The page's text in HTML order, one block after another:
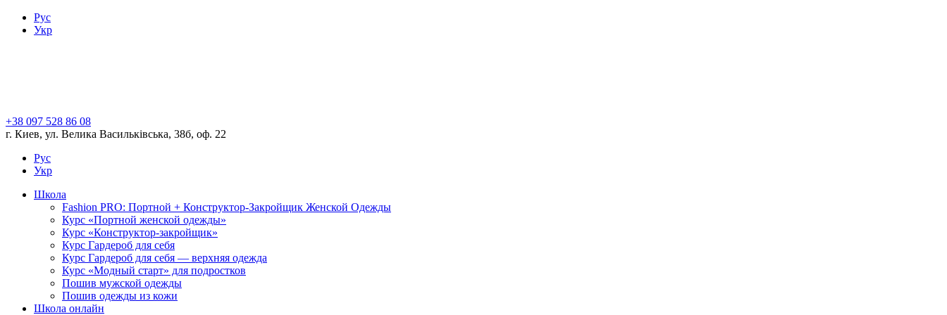
Рус
Укр
+38 097 528 86 08
г. Киев, ул. Велика Васильківська, 38б, оф. 22
Рус
Укр
Школа
Fashion PRO: Портной + Конструктор-Закройщик Женской Одежды
Курс «Портной женской одежды»
Курс «Конструктор-закройщик»
Курс Гардероб для себя
Курс Гардероб для себя — верхняя одежда
Курс «Модный старт» для подростков
Пошив мужской одежды
Пошив одежды из кожи
Школа онлайн